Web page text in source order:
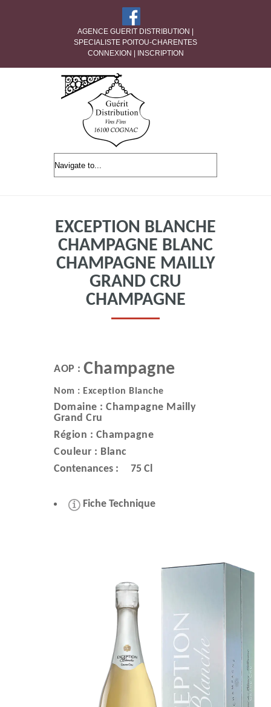
AGENCE GUERIT DISTRIBUTION |
SPECIALISTE POITOU-CHARENTES
CONNEXION
INSCRIPTION
EXCEPTION BLANCHE
CHAMPAGNE BLANC
CHAMPAGNE MAILLY
GRAND CRU
CHAMPAGNE
AOP : Champagne
Nom : Exception Blanche
Domaine : Champagne Mailly
Grand Cru
Région : Champagne
Couleur : Blanc
Contenances :
75 Cl
Fiche Technique